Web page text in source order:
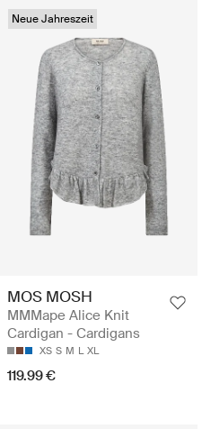
Neue Jahreszeit
MOS MOSH
MMMape Alice Knit
Cardigan - Cardigans
XS S M L XL
119.99 €